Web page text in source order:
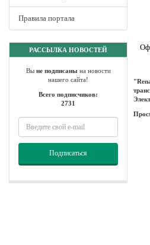
Правила портала
РАССЫЛКА НОВОСТЕЙ
Вы не подписанына новости
нашего сайта!
Всего подписчиков:
2731
Подписаться